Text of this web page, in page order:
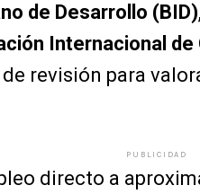
de Desarrollo (BID)
Internacional de
revisión para
PUBLICIDAD
directo a